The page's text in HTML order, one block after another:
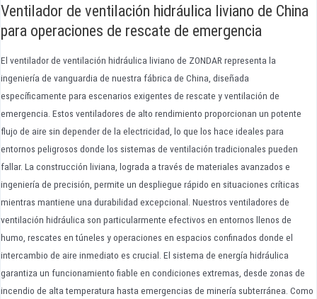
Ventilador de ventilación hidráulica liviano de China
para operaciones de rescate de emergencia
El ventilador de ventilación hidráulica liviano de ZONDAR representa la
ingeniería de vanguardia de nuestra fábrica de China, diseñada
específicamente para escenarios exigentes de rescate y ventilación de
emergencia. Estos ventiladores de alto rendimiento proporcionan un potente
flujo de aire sin depender de la electricidad, lo que los hace ideales para
entornos peligrosos donde los sistemas de ventilación tradicionales pueden
fallar. La construcción liviana, lograda a través de materiales avanzados e
ingeniería de precisión, permite un despliegue rápido en situaciones críticas
mientras mantiene una durabilidad excepcional. Nuestros ventiladores de
ventilación hidráulica son particularmente efectivos en entornos llenos de
humo, rescates en túneles y operaciones en espacios confinados donde el
intercambio de aire inmediato es crucial. El sistema de energía hidráulica
garantiza un funcionamiento fiable en condiciones extremas, desde zonas de
incendio de alta temperatura hasta emergencias de minería subterránea. Como